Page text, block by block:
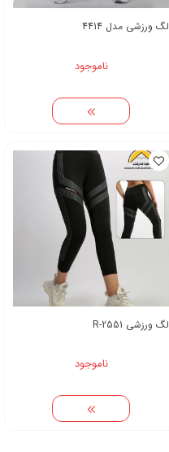
لگ ورزشی مدل 4414
ناموجود
لگ ورزشی R-2551
ناموجود